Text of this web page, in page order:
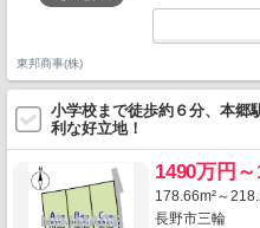
東邦商事(株)
小学校まで徒歩約６分、本郷
利な好立地！
1490万円～
178.66m²～
長野市三輪